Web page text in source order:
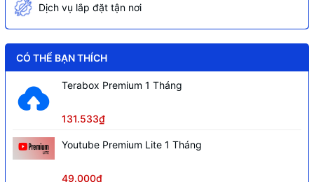
Dịch vụ lắp đặt tận nơi
CÓ THỂ BẠN THÍCH
Terabox Premium 1 Tháng
131.533₫
Youtube Premium Lite 1 Tháng
49.000₫